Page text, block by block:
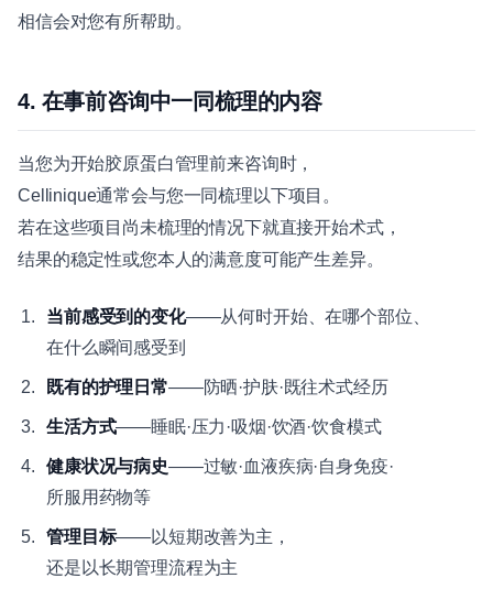
相信会对您有所帮助。
4. 在事前咨询中一同梳理的内容
当您为开始胶原蛋白管理前来咨询时，
Cellinique通常会与您一同梳理以下项目。
若在这些项目尚未梳理的情况下就直接开始术式，
结果的稳定性或您本人的满意度可能产生差异。
当前感受到的变化——从何时开始、在哪个部位、
在什么瞬间感受到
既有的护理日常——防晒·护肤·既往术式经历
生活方式——睡眠·压力·吸烟·饮酒·饮食模式
健康状况与病史——过敏·血液疾病·自身免疫·
所服用药物等
管理目标——以短期改善为主，
还是以长期管理流程为主